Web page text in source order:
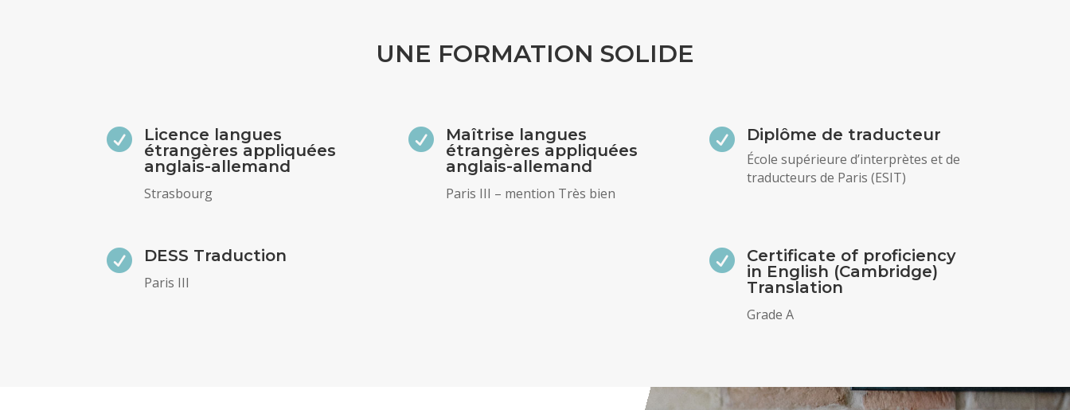
UNE FORMATION SOLIDE

Licence langues
étrangères appliquées
anglais-allemand
Strasbourg

Maîtrise langues
étrangères appliquées
anglais-allemand
Paris III – mention Très bien
 Diplôme de traducteur
École supérieure d’interprètes et de
traducteurs de Paris (ESIT)
 DESS Traduction
Paris III

Certificate of proficiency
in English (Cambridge)
Translation
Grade A